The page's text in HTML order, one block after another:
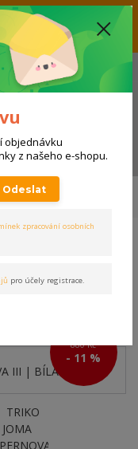
až 33% na produkty
nákup! Váš tým E-
Menu
vybavení
880 Kč
- 11 %
objednávku
z našeho e-shopu.
Odeslat
zpracování osobních
pro účely registrace.